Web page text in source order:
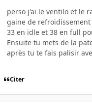
perso j'ai le ventilo et le
gaine de refroidissement
33 en idle et 38 en full
Ensuite tu mets de la
après tu te fais palisir
Citer